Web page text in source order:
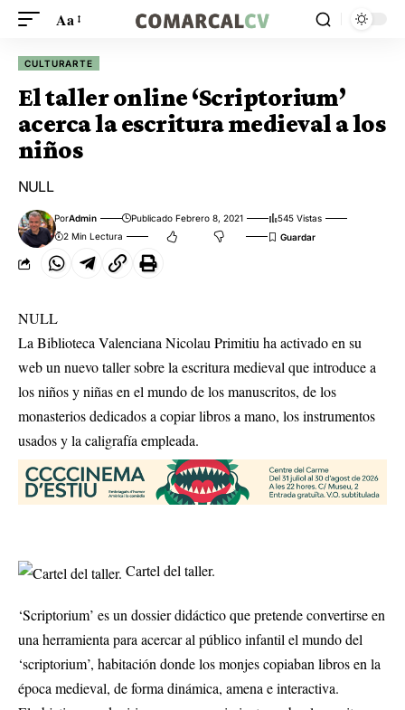
Aa
CULTURARTE
El taller online ‘Scriptorium’
acerca la escritura medieval a los
niños
NULL
PorAdmin Publicado Febrero 8, 2021
545 Vistas
2 Min Lectura
NULL
La Biblioteca Valenciana Nicolau Primitiu ha activado en su
web un nuevo taller sobre la escritura medieval que introduce a
los niños y niñas en el mundo de los manuscritos, de los
monasterios dedicados a copiar libros a mano, los instrumentos
usados y la caligrafía empleada.
Cartel del taller.
‘Scriptorium’ es un dossier didáctico que pretende convertirse en
una herramienta para acercar al público infantil el mundo del
‘scriptorium’, habitación donde los monjes copiaban libros en la
época medieval, de forma dinámica, amena e interactiva.